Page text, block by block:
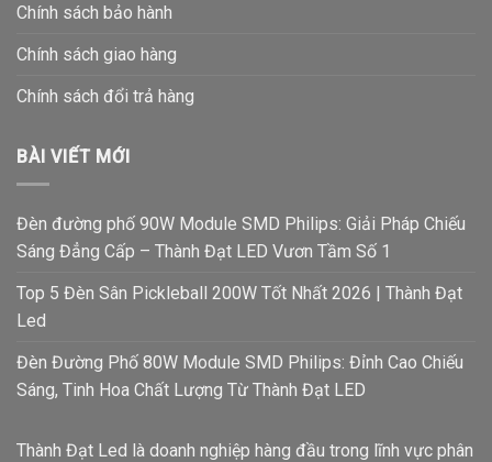
những hãng hàng đầu trong lĩnh vực chiếu sáng.
link kiện tốt nhất, đảm bảo quy cách tiêu chuẩn.
Vỏ đèn:Thân vỏ đèn led phải được làm bằng những
hợp kim nhôm chuyên dụng. Thấu kính cường lực bảo
vệ chip led khỏi các tác động từ môi trường bên ngoài.
Ứng dụng của đèn đường led module M15
chiếu sáng ngoài trời
Ánh sáng của đèn có độ phủ 90 – 100m2, phù hợp
chiếu đường phố có lòng đường rộng khoảng 12 đến 14
mét.
xóm…
Chính sách bảo hành
Chính sách giao hàng
Chính sách đổi trả hàng
BÀI VIẾT MỚI
Đèn đường phố 90W Module SMD Philips: Giải Pháp Chiếu
Sáng Đẳng Cấp – Thành Đạt LED Vươn Tầm Số 1
Top 5 Đèn Sân Pickleball 200W Tốt Nhất 2026 | Thành Đạt
Led
Đèn Đường Phố 80W Module SMD Philips: Đỉnh Cao Chiếu
Sáng, Tinh Hoa Chất Lượng Từ Thành Đạt LED
Thành Đạt Led là doanh nghiệp hàng đầu trong lĩnh vực phân